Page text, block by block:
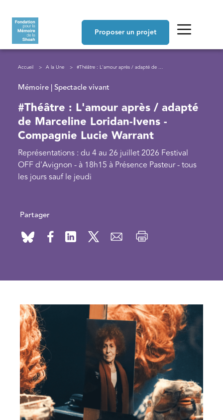
Proposer un projet
Fil d'Ariane
Accueil A la Une #Théâtre : L'amour après / adapté de Marceline Loridan-Ivens - Compagnie Lucie Warrant
Mémoire | Spectacle vivant
#Théâtre : L'amour après / adapté
de Marceline Loridan-Ivens -
Compagnie Lucie Warrant
Représentations : du 4 au 26 juillet 2026 Festival
OFF d'Avignon - à 18h15 à Présence Pasteur - tous
les jours sauf le jeudi
Partager